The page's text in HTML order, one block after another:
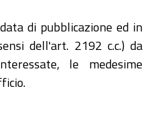
di pubblicazione ed in
dell'art. 2192 c.c.) da
le medesime